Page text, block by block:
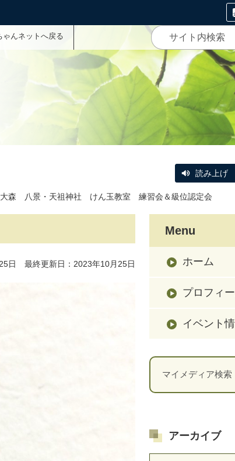
んネットへ戻る
読み上げ
大森 八景・天祖神社 けん玉教室 練習会＆級位認定会
日 最終更新日：2023年10月25日
Menu
ホーム
プロフィ
イベント
アーカイブ